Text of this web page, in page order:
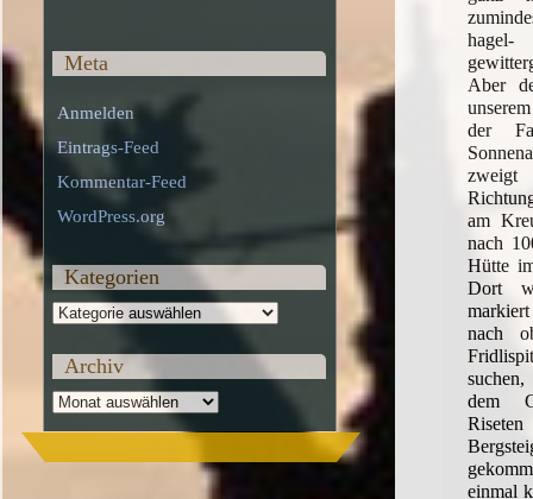
Aber
der
am
nach
Hütte
Dort
nach
dem
einmal
Meta
Anmelden
Eintrags-Feed
Kommentar-Feed
WordPress.org
Kategorien
Kategorien
Archiv
Archiv